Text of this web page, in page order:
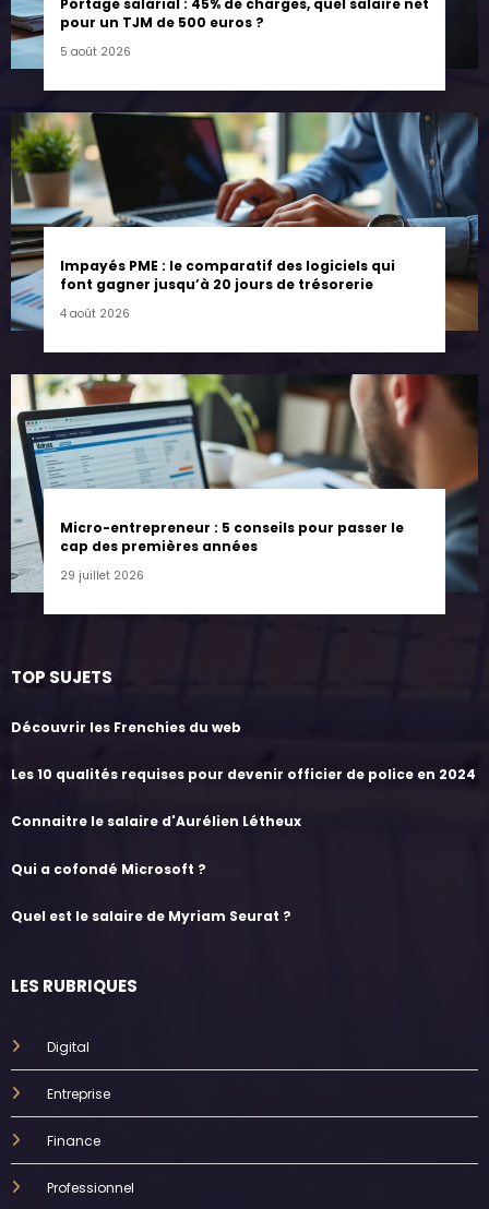
pour un TJM de 500 euros ?
5 août 2026
Impayés PME : le comparatif des logiciels qui
font gagner jusqu’à 20 jours de trésorerie
4 août 2026
Micro-entrepreneur : 5 conseils pour passer le
cap des premières années
29 juillet 2026
TOP SUJETS
Découvrir les Frenchies du web
Les 10 qualités requises pour devenir officier de police en 2024
Connaitre le salaire d'Aurélien Létheux
Qui a cofondé Microsoft ?
Quel est le salaire de Myriam Seurat ?
LES RUBRIQUES
Digital
Entreprise
Finance
Professionnel